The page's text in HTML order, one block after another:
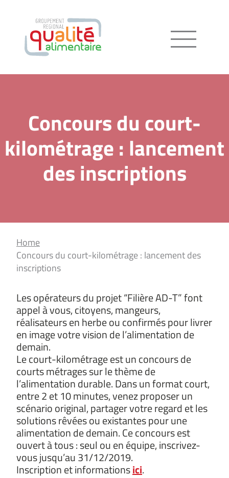
Menu
Concours du court-
kilométrage : lancement
des inscriptions
Home
Concours du court-kilométrage : lancement des
inscriptions
Les opérateurs du projet “Filière AD-T” font
appel à vous, citoyens, mangeurs,
réalisateurs en herbe ou confirmés pour livrer
en image votre vision de l’alimentation de
demain.
Le court-kilométrage est un concours de
courts métrages sur le thème de
l’alimentation durable. Dans un format court,
entre 2 et 10 minutes, venez proposer un
scénario original, partager votre regard et les
solutions rêvées ou existantes pour une
alimentation de demain. Ce concours est
ouvert à tous : seul ou en équipe, inscrivez-
vous jusqu’au 31/12/2019.
Inscription et informationsici.